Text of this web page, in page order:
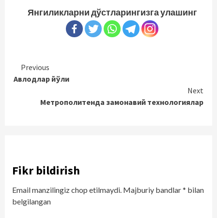
Янгиликларни дўстларингизга улашинг
Continue
Reading
Previous
Авлодлар йўли
Next
Метрополитенда замонавий технологиялар
Fikr bildirish
Email manzilingiz chop etilmaydi. Majburiy bandlar* bilan
belgilangan